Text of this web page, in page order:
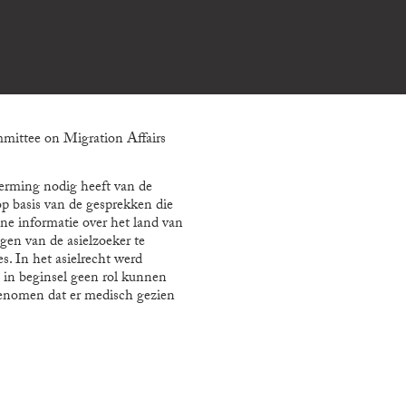
on Migration Affairs
nodig heeft van de
basis van de gesprekken die
informatie over het land van
van de asielzoeker te
In het asielrecht werd
beginsel geen rol kunnen
dat er medisch gezien
klachten. Dit
wordt ook wel het
relatie tussen littekens,
de praktijk bij de IND wordt